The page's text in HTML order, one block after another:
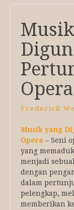
Opera
Frederick
Musik yang
Opera – Seni
yang
menjadi
dengan
dalam
pelengkap,
memberikan